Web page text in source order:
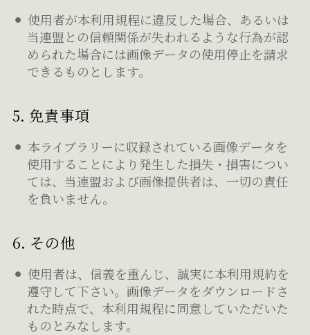
使用者が本利用規程に違反した場合、あるいは
当連盟との信頼関係が失われるような行為が認
められた場合には画像データの使用停止を請求
できるものとします。
5. 免責事項
本ライブラリーに収録されている画像データを
使用することにより発生した損失・損害につい
ては、当連盟および画像提供者は、一切の責任
を負いません。
6. その他
使用者は、信義を重んじ、誠実に本利用規約を
遵守して下さい。画像データをダウンロードさ
れた時点で、本利用規程に同意していただいた
ものとみなします。